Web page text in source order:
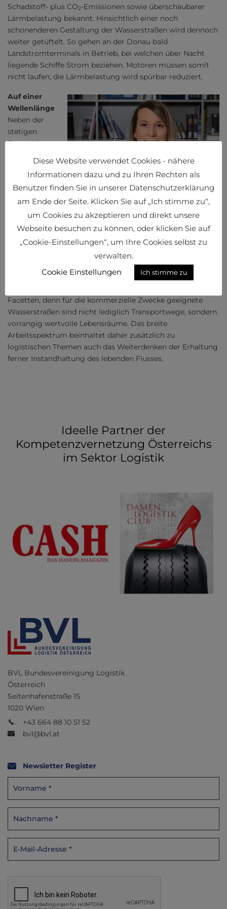
Schadstoff- plus CO2-Emissionen sowie überschaubarer
Lärmbelastung bekannt. Hinsichtlich einer noch
schonenderen Gestaltung der Wasserstraßen wird dennoch
weiter getüftelt. So gehen an der Donau bald
Landstromterminals in Betrieb, bei welchen über Nacht
liegende Schiffe Strom beziehen. Motoren müssen somit
nicht laufen, die Lärmbelastung wird spürbar reduziert.
Bettina Matzner
Auf einer
Wellenlänge
Neben der
stetigen
Entwicklung
Optimierung
Donaunutzung setzt viadonau auf engen Konnex zur
Industrie. „Wir arbeiten an der stärkeren Nutzung sowie
Modernisierung der Donauschifffahrt und verstehen uns als
starker Partner der Wirtschaft“, schildert Bettina Matzner.
Facetten, denn für die kommerzielle Zwecke geeignete
Wasserstraßen sind nicht lediglich Transportwege, sondern
vorrangig wertvolle Lebensräume. Das breite
Arbeitsspektrum beinhaltet daher zusätzlich zu
logistischen Themen auch das Weiterdenken der Erhaltung
ferner Instandhaltung des lebenden Flusses.
Ideelle Partner der
Kompetenzvernetzung Österreichs
im Sektor Logistik
BVL Bundesvereinigung Logistik
Österreich
Seitenhafenstraße 15
1020 Wien
+43 664 88 10 51 52
bvl@bvl.at
Newsletter Register
Diese Website verwendet Cookies - nähere
Informationen dazu und zu Ihren Rechten als
Benutzer finden Sie in unserer Datenschutzerklärung
am Ende der Seite. Klicken Sie auf „Ich stimme zu“,
um Cookies zu akzeptieren und direkt unsere
Webseite besuchen zu können, oder klicken Sie auf
„Cookie-Einstellungen“, um Ihre Cookies selbst zu
verwalten.
Cookie Einstellungen
Ich stimme zu